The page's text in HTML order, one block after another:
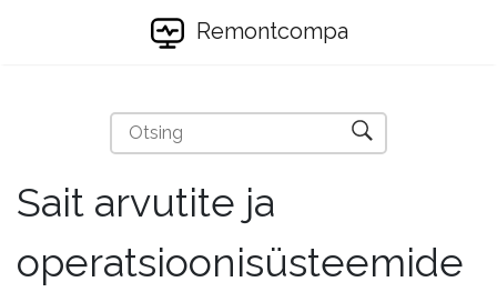
Remontcompa
Sait arvutite ja
operatsioonisüsteemide